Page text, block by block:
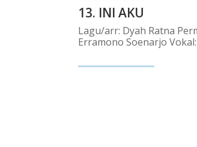
13. INI AKU
Lagu/arr: Dyah Ratna
Erramono Soenarjo